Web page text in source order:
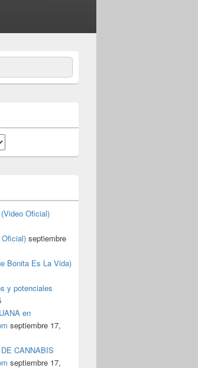
Oficial)
septiembre
Bonita Es La Vida)
y potenciales
en
septiembre 17,
CANNABIS
septiembre 17,